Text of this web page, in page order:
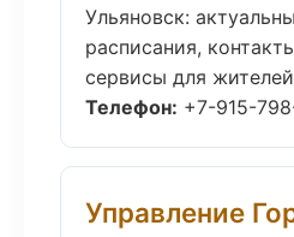
Ульяновск:
расписания,
сервисы для
Телефон: +7-915-
Управление